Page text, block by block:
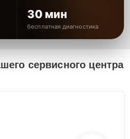
30 мин
бесплатная диагностика
сервисного центра